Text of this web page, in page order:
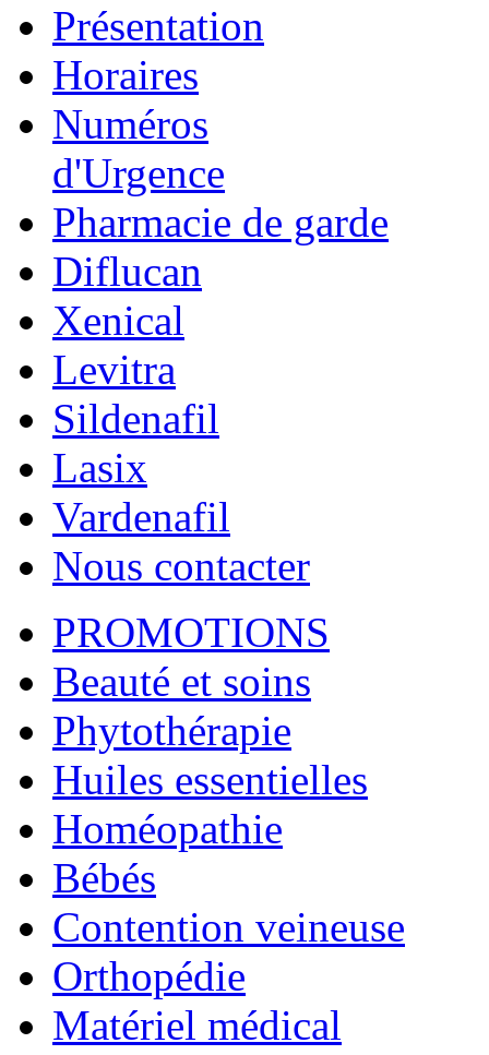
Présentation
Horaires
Numéros
d'Urgence
Pharmacie de garde
Diflucan
Xenical
Levitra
Sildenafil
Lasix
Vardenafil
Nous contacter
PROMOTIONS
Beauté et soins
Phytothérapie
Huiles essentielles
Homéopathie
Bébés
Contention veineuse
Orthopédie
Matériel médical